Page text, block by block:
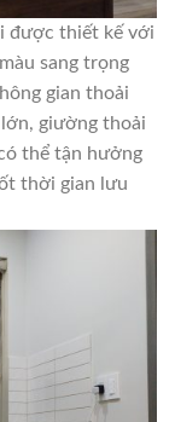
được thiết kế với
sang trọng
gian thoải
lớn, giường thoải
thể tận hưởng
thời gian lưu